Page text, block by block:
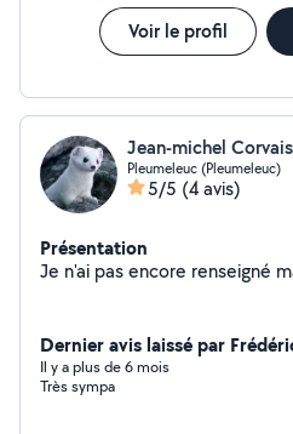
Voir le profil
Jean-michel
Pleumeleuc (Pleumeleuc)
5/5 (4 avis)
Présentation
Dernier avis laissé par
Il y a plus de 6 mois
Très sympa